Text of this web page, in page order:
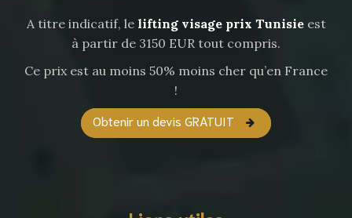
A titre indicatif, le lifting visage prix Tunisieest
à partir de 3150 EUR tout compris.
Ce prix est au moins 50% moins cher qu’en France
!
Obtenir un devis GRATUIT